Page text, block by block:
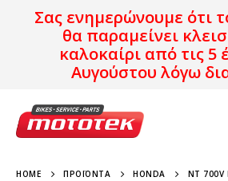
Σας ενημερώνουμε ότι
θα παραμείνει
καλοκαίρι από τις 5
Αυγούστου λόγω
HOME ΠΡΟΪΌΝΤΑ HONDA NT 700V